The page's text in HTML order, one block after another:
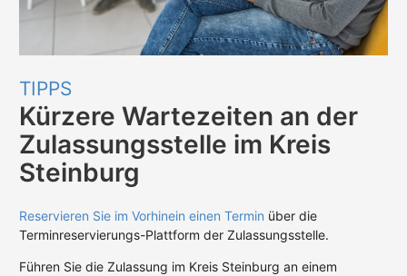
TIPPS
Kürzere Wartezeiten an der
Zulassungsstelle im Kreis
Steinburg
Reservieren Sie im Vorhinein einen Termin über die
Terminreservierungs-Plattform der Zulassungsstelle.
Führen Sie die Zulassung im Kreis Steinburg an einem